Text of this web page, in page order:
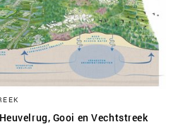
Gooi en Vechtstreek